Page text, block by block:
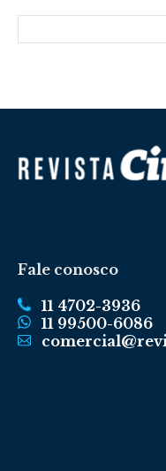
Fale conosco
11 4702-3936
11 99500-6086